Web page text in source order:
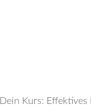
Dein Kurs: